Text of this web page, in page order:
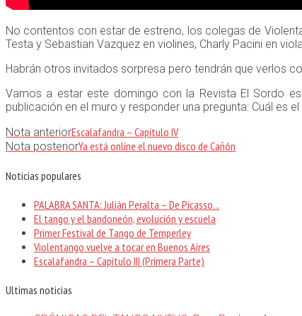
No contentos con estar de estreno, los colegas de
Testa y Sebastian Vazquez en violines, Charly Pacini en
Habrán otros invitados sorpresa pero tendrán que verlos
Vamos a estar este domingo con la Revista El Sordo
publicación en el muro y responder una pregunta: Cuál es
Nota anteriorEscalafandra – Capítulo IV
Nota posteriorYa está online el nuevo disco de Cañón
Noticias populares
PALABRA SANTA: Julián Peralta – De Picasso...
El tango y el bandoneón, evolución y escuela
Primer Festival de Tango de Temperley
Violentango vuelve a tocar en Buenos Aires
Escalafandra – Capítulo III (Primera Parte)
Ultimas noticias